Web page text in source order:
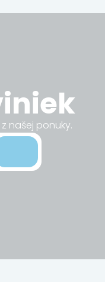
našej ponuky.